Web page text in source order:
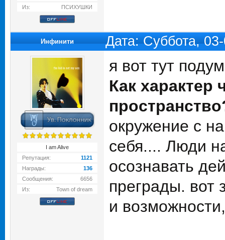
Из:
ПСИХУШКИ
Инфинити Дата: Суббота,
I am Alive
Репутация:
1121
Награды:
136
Сообщения:
6656
Из:
Town of dream
я вот тут
Как характер
окружение с
себя.... Люди
осознавать
преграды. вот
и